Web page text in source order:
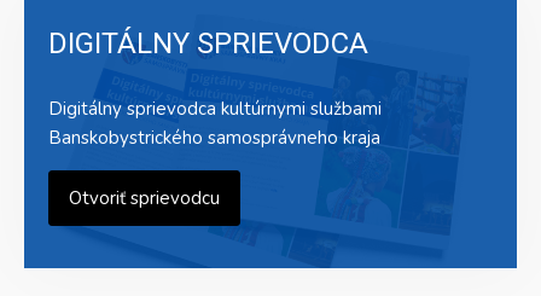
DIGITÁLNY SPRIEVODCA
Digitálny sprievodca kultúrnymi službami
Banskobystrického samosprávneho kraja
Otvoriť sprievodcu